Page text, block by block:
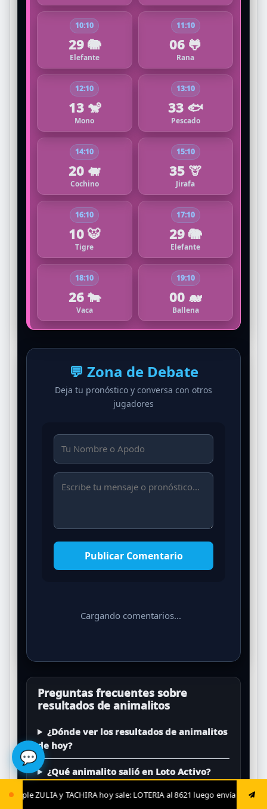
sale: LOTERIA al 8621 luego envía ya: ANIMAL al 8621 jugada fija:
10:10
29 🐘
Elefante
11:10
06 🐸
Rana
12:10
13 🐒
Mono
13:10
33 🐟
Pescado
14:10
20 🐖
Cochino
15:10
35 🦒
Jirafa
16:10
10 🐯
Tigre
17:10
29 🐘
Elefante
18:10
26 🐄
Vaca
19:10
00 🐋
Ballena
💬 Zona de Debate
Deja tu pronóstico y conversa con otros
jugadores
Publicar Comentario
Cargando comentarios...
Preguntas frecuentes sobre
resultados de animalitos
¿Dónde ver los resultados de animalitos
de hoy?
¿Qué animalito salió en Loto Activo?
¿También publican La Granjita y Chance
💬